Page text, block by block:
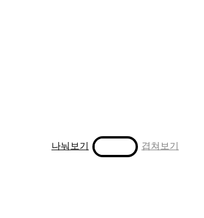
나눠보기 Toggle 겹쳐보기